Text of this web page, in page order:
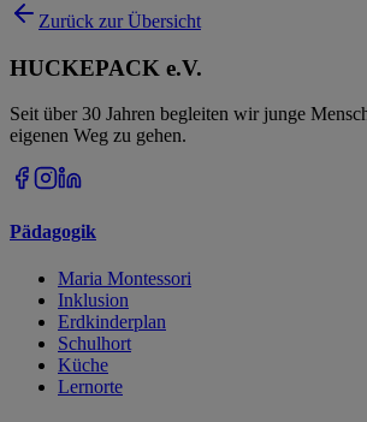
Zurück zur Übersicht
HUCKEPACK e.V.
Seit über 30 Jahren begleiten wir junge
eigenen Weg zu gehen.
Pädagogik
Maria Montessori
Inklusion
Erdkinderplan
Schulhort
Küche
Lernorte